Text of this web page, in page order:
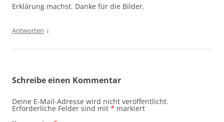
Erklärung machst. Danke für die Bilder.
Antworten ↓
Schreibe einen Kommentar
Deine E-Mail-Adresse wird nicht veröffentlicht.
Erforderliche Felder sind mit * markiert